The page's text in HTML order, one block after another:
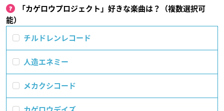
「カゲロウプロジェクト」好きな楽曲は？（複数選択可
能）
チルドレンレコード
人造エネミー
メカクシコード